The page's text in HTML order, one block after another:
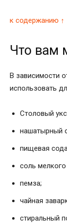
к содержанию ↑
Что вам
В зависимости
использовать
Столовый
нашатырный
пищевая
соль
пемза;
чайная
стиральный